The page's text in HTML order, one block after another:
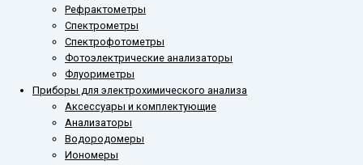
Рефрактометры
Спектрометры
Спектрофотометры
Фотоэлектрические анализаторы
Флуориметры
Приборы для электрохимического анализа
Аксессуары и комплектующие
Анализаторы
Водородомеры
Иономеры